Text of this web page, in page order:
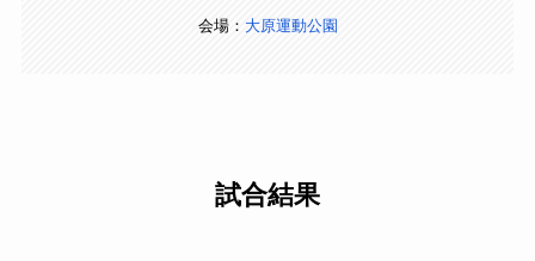
会場： 大原運動公園
試合結果